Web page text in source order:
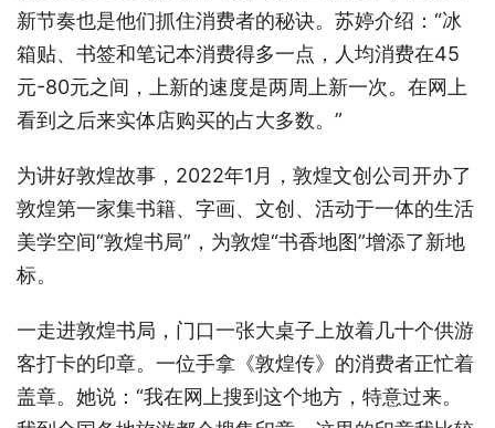
新节奏也是他们抓住消费者的秘诀。苏婷介绍：“冰
箱贴、书签和笔记本消费得多一点，人均消费在45
元-80元之间，上新的速度是两周上新一次。在网上
看到之后来实体店购买的占大多数。”
为讲好敦煌故事，2022年1月，敦煌文创公司开办了
敦煌第一家集书籍、字画、文创、活动于一体的生活
美学空间“敦煌书局”，为敦煌“书香地图”增添了新地
标。
一走进敦煌书局，门口一张大桌子上放着几十个供游
客打卡的印章。一位手拿《敦煌传》的消费者正忙着
盖章。她说：“我在网上搜到这个地方，特意过来。